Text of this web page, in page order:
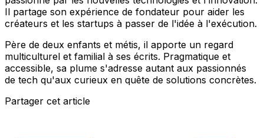
Il partage son expérience de fondateur pour aider les
créateurs et les startups à passer de l'idée à l'exécution.
Père de deux enfants et métis, il apporte un regard
multiculturel et familial à ses écrits. Pragmatique et
accessible, sa plume s'adresse autant aux passionnés
de tech qu'aux curieux en quête de solutions concrètes.
Partager cet article